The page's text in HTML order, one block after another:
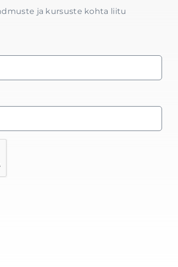
ja kursuste kohta liitu